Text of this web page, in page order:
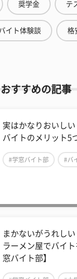
奨学金 テ
バイト体験談 格
おすすめの記事
実はかなりおいし
バイトのメリット5
#学窓バイト部 #バ
まかないがうれし
ラーメン屋でバイ
窓バイト部】